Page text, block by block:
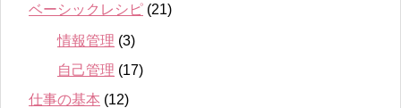
ベーシックレシピ (21)
情報管理 (3)
自己管理 (17)
仕事の基本 (12)